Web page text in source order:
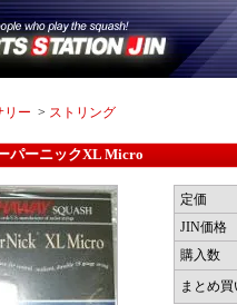
リー > ストリング
パーニックXL Micro
定価
JIN価格
購入数
まとめ買